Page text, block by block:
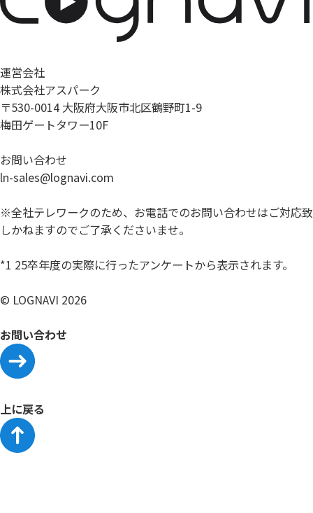
運営会社
株式会社アスパーク
〒530-0014 大阪府大阪市北区鶴野町1-9
梅田ゲートタワー10F
お問い合わせ
ln-sales@lognavi.com
※全社テレワークのため、お電話でのお問い合わせはご対応致
しかねますのでご了承くださいませ。
*1 25卒年度の実際に行ったアンケートから表示されます。
© LOGNAVI 2026
お問い合わせ
上に戻る